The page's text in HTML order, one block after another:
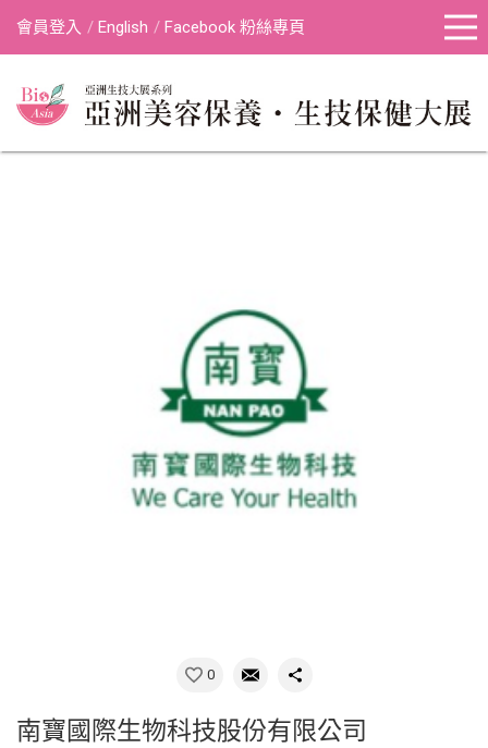
會員登入 English Facebook 粉絲專頁
0
南寶國際生物科技股份有限公司